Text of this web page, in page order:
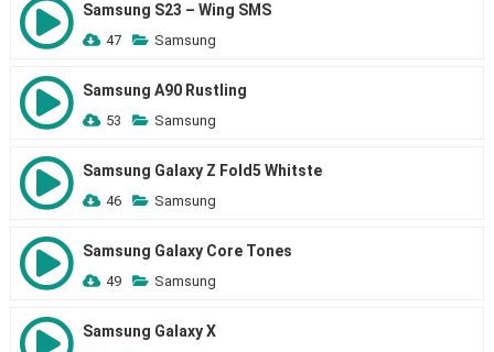
Samsung S23 – Wing SMS
47 Samsung
Samsung A90 Rustling
53 Samsung
Samsung Galaxy Z Fold5 Whitste
46 Samsung
Samsung Galaxy Core Tones
49 Samsung
Samsung Galaxy X